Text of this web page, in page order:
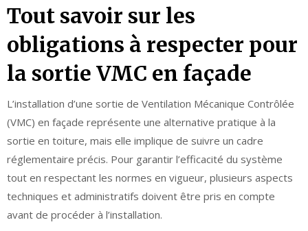
Tout savoir sur les
obligations à respecter pour
la sortie VMC en façade
L’installation d’une sortie de Ventilation Mécanique Contrôlée
(VMC) en façade représente une alternative pratique à la
sortie en toiture, mais elle implique de suivre un cadre
réglementaire précis. Pour garantir l’efficacité du système
tout en respectant les normes en vigueur, plusieurs aspects
techniques et administratifs doivent être pris en compte
avant de procéder à l’installation.